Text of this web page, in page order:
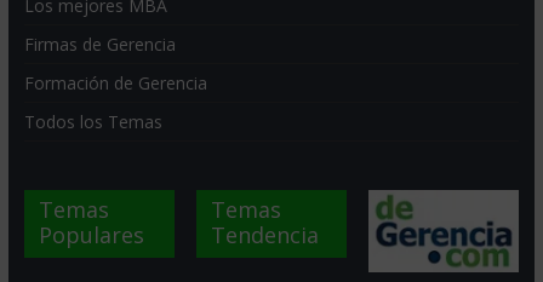
Los mejores MBA
Firmas de Gerencia
Formación de Gerencia
Todos los Temas
Temas
Populares
Temas
Tendencia